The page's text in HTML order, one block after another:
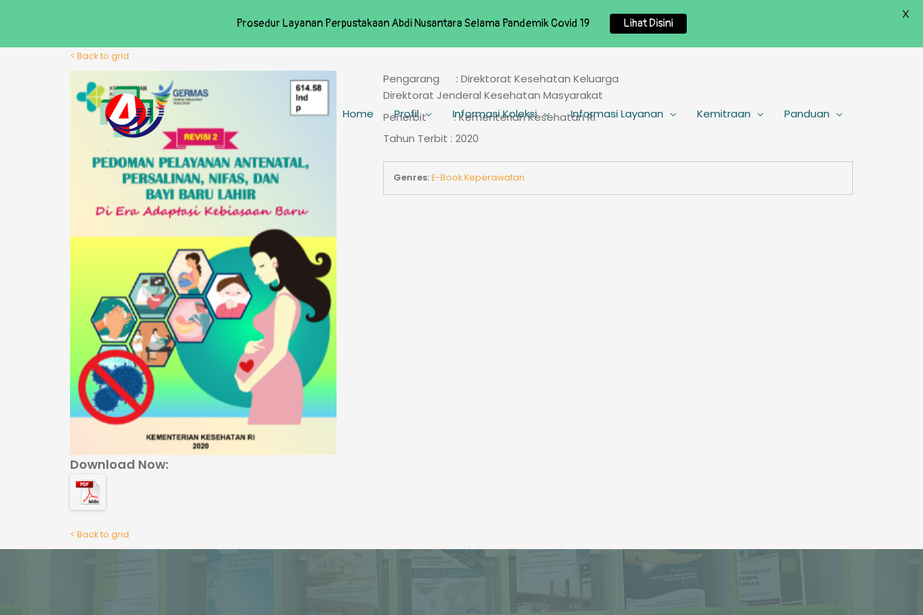
Home Profil Informasi Koleksi Informasi Layanan Kemitraan Panduan
< Back to grid
Download Now:
Pengarang : Direktorat Kesehatan Keluarga
Direktorat Jenderal Kesehatan Masyarakat
Penerbit : Kementerian Kesehatan RI
Tahun Terbit : 2020
Genres:E-Book Keperawatan
< Back to grid
Prosedur Layanan Perpustakaan Abdi Nusantara Selama Pandemik Covid 19 Lihat Disini
X